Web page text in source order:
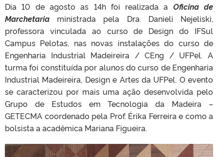
Dia 10 de agosto as 14h foi realizada a Oficina de
Marchetaria ministrada pela Dra. Danieli Nejeliski,
professora vinculada ao curso de Design do IFSul
Campus Pelotas, nas novas instalações do curso de
Engenharia Industrial Madeireira / CEng / UFPel. A
turma foi constituída por alunos do curso de Engenharia
Industrial Madeireira, Design e Artes da UFPel. O evento
se caracterizou por mais uma ação desenvolvida pelo
Grupo de Estudos em Tecnologia da Madeira –
GETECMA coordenado pela Prof. Érika Ferreira e como a
bolsista a acadêmica Mariana Figueira.